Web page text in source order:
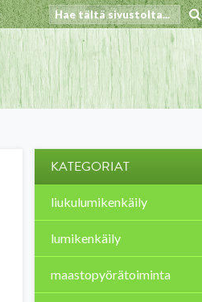
KATEGORIAT
liukulumikenkäily
lumikenkäily
maastopyörätoiminta